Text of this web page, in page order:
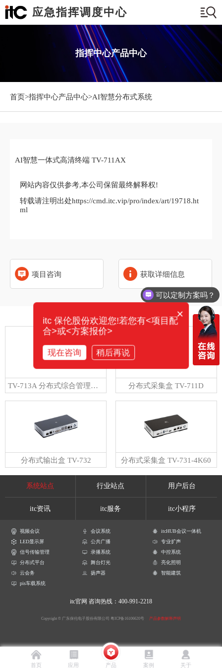
应急指挥调度中心
指挥中心产品中心
首页>指挥中心产品中心>AI智慧分布式系统
AI智慧一体式高清终端 TV-711AX
网站内容仅供参考,本公司保留最终解释权!
转载请注明出处https://cmd.itc.vip/pro/index/art/19718.ht
ml
项目咨询 获取详细信息
相关产品
TV-713A 分布式综合管理平台 分布式采集盒 TV-711D
分布式输出盒 TV-732 分布式采集盒 TV-731-4K60
系统站点 行业站点 用户后台
itc资讯 itc服务 itc小程序
视频会议 会议系统
itcHUB会议一体机
LED显示屏
公共广播
专业扩声
信号传输管理
录播系统
中控系统
分布式平台
舞台灯光
亮化照明
云会务
扬声器
智能建筑
pis车载系统
itc官网 咨询热线：400-991-2218
Copyright © 广东保伦电子股份有限公司 粤ICP备16106620号 产品参数解释声明
首页 应用 产品 案例 关于
可以定制方案吗？
×
itc 保伦股份欢迎您!若您有<项目配
合>或<方案报价>
现在咨询 稍后再说